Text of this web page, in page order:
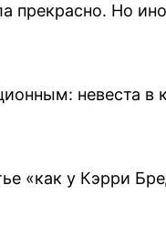
прекрасно. Но
невеста
«как у Кэрри